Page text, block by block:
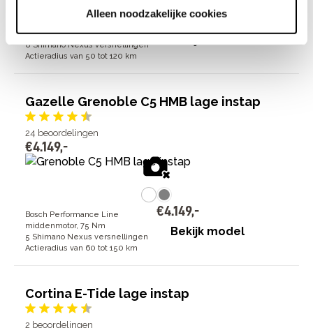
Alleen noodzakelijke cookies
middenmotor, 50 Nm
8 Shimano Nexus versnellingen
Actieradius van 50 tot 120 km
€2.999,-
Gazelle Grenoble C5 HMB lage instap
24 beoordelingen
€4.149,-
Bosch Performance Line
middenmotor, 75 Nm
5 Shimano Nexus versnellingen
Actieradius van 60 tot 150 km
€4.149,-
Bekijk model
Cortina E-Tide lage instap
2 beoordelingen